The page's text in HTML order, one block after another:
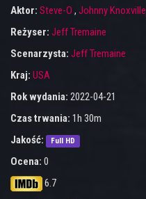
Aktor: Steve-O , Johnny Knoxville
Reżyser: Jeff Tremaine
Scenarzysta: Jeff Tremaine
Kraj: USA
Rok wydania: 2022-04-21
Czas trwania: 1h 30m
Jakość:
Full HD
Ocena: 0
6.7